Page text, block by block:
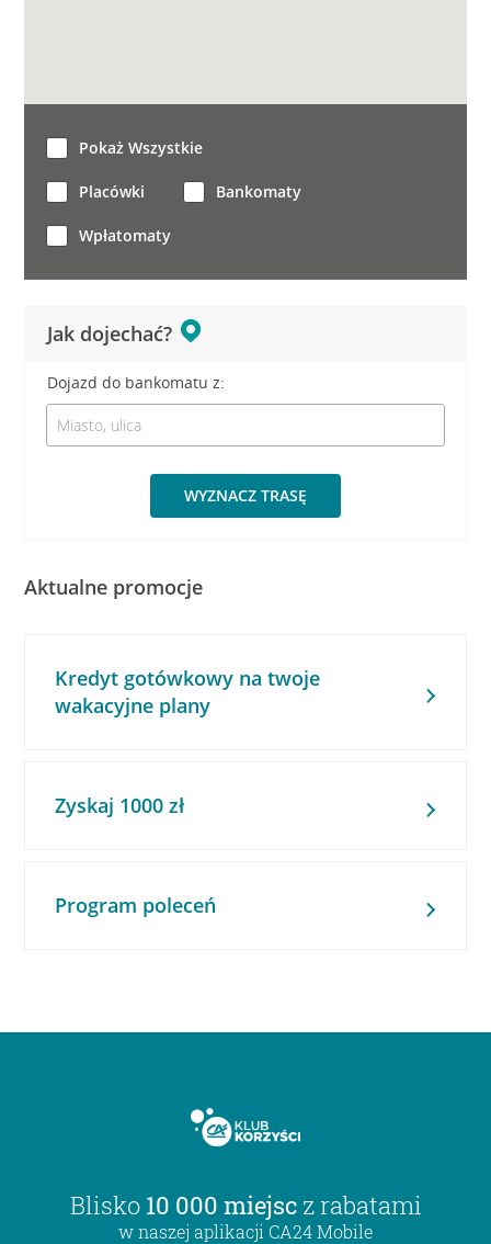
Jak dojechać?
Dojazd do bankomatu z:
WYZNACZ TRASĘ
Pokaż Wszystkie
Placówki Bankomaty
Wpłatomaty
Aktualne promocje
Kredyt gotówkowy na twoje
wakacyjne plany
Zyskaj 1000 zł
Program poleceń
Blisko 10 000 miejsc z rabatami
w naszej aplikacji CA24 Mobile